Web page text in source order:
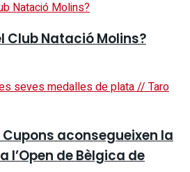
Club Natació Molins?
aconsegueixen la
l’Open de Bèlgica de